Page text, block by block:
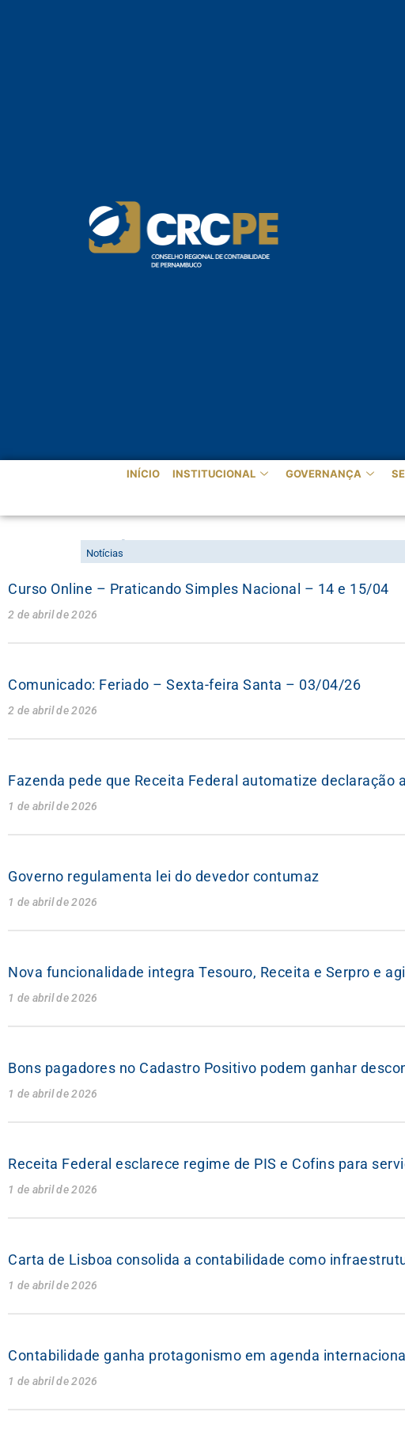
INÍCIO INSTITUCIONAL GOVERNANÇA
NOTÍCIAS
Notícias
Curso Online – Praticando Simples Nacional – 14 e 15/04
2 de abril de 2026
Comunicado: Feriado – Sexta-feira Santa – 03/04/26
2 de abril de 2026
Fazenda pede que Receita Federal automatize declaração
1 de abril de 2026
Governo regulamenta lei do devedor contumaz
1 de abril de 2026
Nova funcionalidade integra Tesouro, Receita e Serpro e
1 de abril de 2026
Bons pagadores no Cadastro Positivo podem ganhar
1 de abril de 2026
Receita Federal esclarece regime de PIS e Cofins para
1 de abril de 2026
Carta de Lisboa consolida a contabilidade como
1 de abril de 2026
Contabilidade ganha protagonismo em agenda
1 de abril de 2026